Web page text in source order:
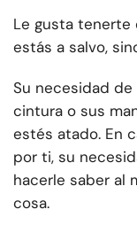
Le gusta tenerte
estás a salvo,
Su necesidad
cintura o sus
estés atado. En
por ti, su
hacerle saber al
cosa.